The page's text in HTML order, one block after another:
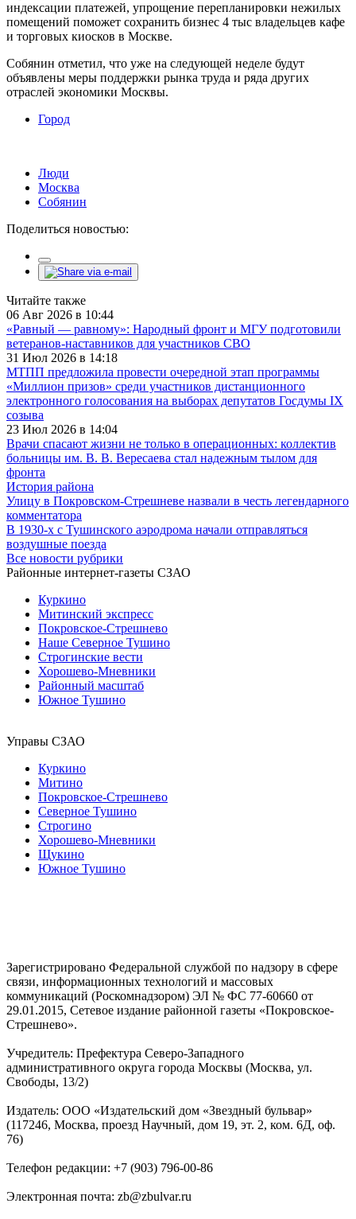
индексации платежей, упрощение перепланировки нежилых
помещений поможет сохранить бизнес 4 тыс владельцев кафе
и торговых киосков в Москве.
Собянин отметил, что уже на следующей неделе будут
объявлены меры поддержки рынка труда и ряда других
отраслей экономики Москвы.
Город
Люди
Москва
Собянин
Поделиться новостью:
Читайте также
06 Авг 2026 в 10:44
«Равный — равному»: Народный фронт и МГУ подготовили
ветеранов-наставников для участников СВО
31 Июл 2026 в 14:18
МТПП предложила провести очередной этап программы
«Миллион призов» среди участников дистанционного
электронного голосования на выборах депутатов Госдумы IX
созыва
23 Июл 2026 в 14:04
Врачи спасают жизни не только в операционных: коллектив
больницы им. В. В. Вересаева стал надежным тылом для
фронта
История района
Улицу в Покровском-Стрешневе назвали в честь легендарного
комментатора
В 1930-х с Тушинского аэродрома начали отправляться
воздушные поезда
Все новости рубрики
Районные интернет-газеты СЗАО
Куркино
Митинский экспресс
Покровское-Стрешнево
Наше Северное Тушино
Строгинские вести
Хорошево-Мневники
Районный масштаб
Южное Тушино
Управы СЗАО
Куркино
Митино
Покровское-Стрешнево
Северное Тушино
Строгино
Хорошево-Мневники
Щукино
Южное Тушино
Зарегистрировано Федеральной службой по надзору в сфере
связи, информационных технологий и массовых
коммуникаций (Роскомнадзором) ЭЛ № ФС 77-60660 от
29.01.2015, Сетевое издание районной газеты «Покровское-
Стрешнево».
Учредитель: Префектура Северо-Западного
административного округа города Москвы (Москва, ул.
Свободы, 13/2)
Издатель: ООО «Издательский дом «Звездный бульвар»
(117246, Москва, проезд Научный, дом 19, эт. 2, ком. 6Д, оф.
76)
Телефон редакции: +7 (903) 796-00-86
Электронная почта: zb@zbulvar.ru